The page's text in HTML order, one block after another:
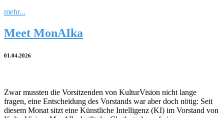
mehr...
Meet MonAIka
01.04.2026
Zwar mussten die Vorsitzenden von KulturVision nicht lange
fragen, eine Entscheidung des Vorstands war aber doch nötig: Seit
diesem Monat sitzt eine Künstliche Intelligenz (KI) im Vorstand von